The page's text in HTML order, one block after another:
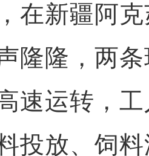
新疆阿克
隆隆，两
速运转，
投放、饲